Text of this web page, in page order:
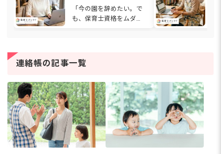
業・在宅・福祉など働
ける場所を解説
「今の園を辞めたい。で
も、保育士資格をムダに
の道を考える保育士さん
は少なくありません。保
連絡帳の記事一覧